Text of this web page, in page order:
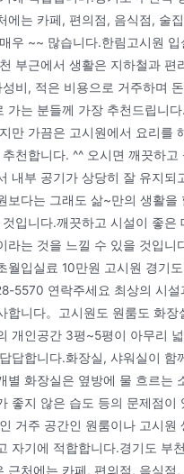
에는 카페, 편의점, 음식점, 술
우 ~~ 많습니다.한림고시원
부근에서 생활은 지하철과 편
성비, 적은 비용으로 거주하며
가는 분들께 가장 추천드립니
만 가끔은 고시원에서 요리를
천합니다. ^^ 오시면 깨끗하고
내부 공기가 상당히 잘 유지되
보다는 그래도 삶~만의 생활을
입니다.깨끗하고 시설이 좋은
라는 것을 느낄 수 있을 것입니
월입실료 10만원 고시원 경기
5570 연락주세요 최상의 시설
합니다。고시원도 원룸도 화장
개인공간 3평~5평이 아무리
답합니다.화장실, 샤워실이 함
별 화장실은 옆방에 물 흐르는
좋지 않은 습도 등의 문제점이
거주 공간인 원룸이나 고시원
자기에 적합합니다.경기도 부
근처에는 카페, 편의점, 음식점